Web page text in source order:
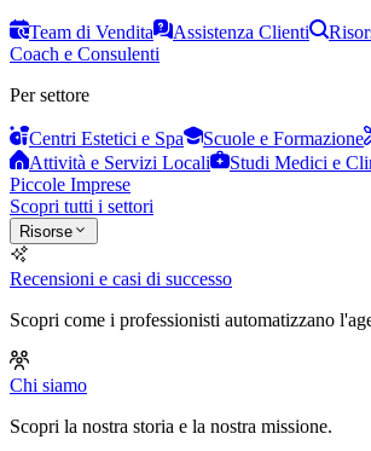
Team di Vendita Assistenza Clienti
Coach e Consulenti
Per settore
Centri Estetici e Spa Scuole e Formazione
Attività e Servizi Locali
Studi Medici e
Piccole Imprese
Scopri tutti i settori
Risorse
Recensioni e casi di successo
Scopri come i professionisti automatizzano
Chi siamo
Scopri la nostra storia e la nostra missione.